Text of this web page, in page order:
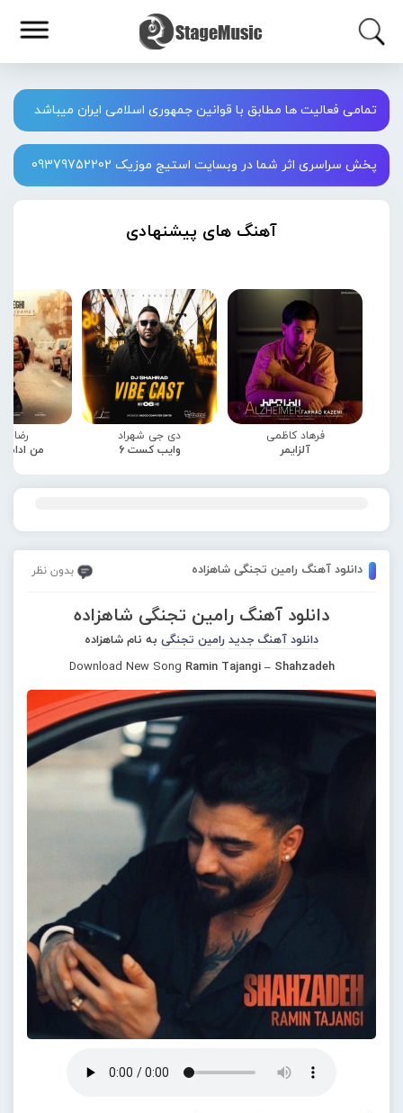
تمامی فعالیت ها مطابق با قوانین جمهوری اسلامی ایران میباشد
پخش سراسری اثر شما در وبسایت استیج موزیک 09379752202
آهنگ های پیشنهادی
فرهاد کاظمی
آلزایمر
دی جی شهراد
وایب کست 6
رضا
من
دانلود آهنگ رامین تجنگی شاهزاده بدون نظر
دانلود آهنگ رامین تجنگی شاهزاده
دانلود آهنگ جدید رامین تجنگی به نام شاهزاده
Download New Song Ramin Tajangi – Shahzadeh